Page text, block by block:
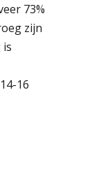
73%
zijn
16